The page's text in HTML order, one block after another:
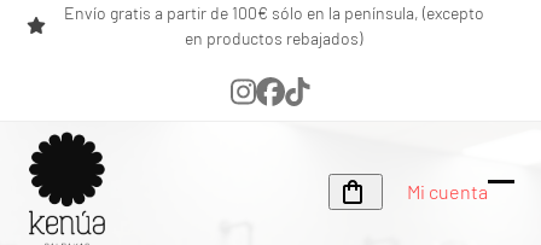
Skip
Envío gratis a partir de 100€ sólo en la península, (excepto
en productos rebajados)
Instagram
Facebook
Tiktok
Mi cuenta